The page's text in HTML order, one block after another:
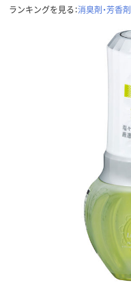
ランキングを見る：消臭剤・芳香剤